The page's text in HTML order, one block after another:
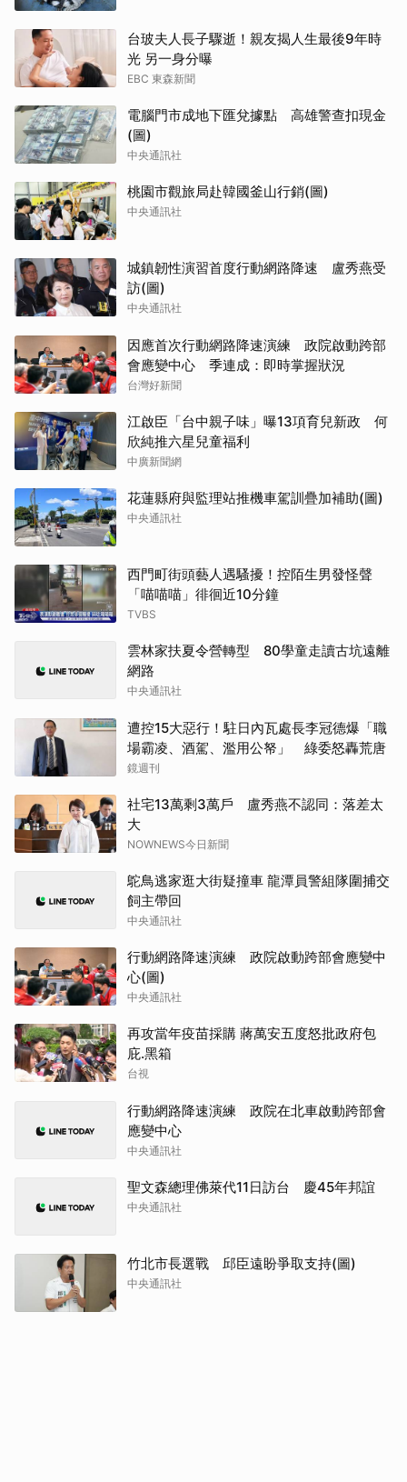
台玻夫人長子驟逝！親友揭人生最後9年時
光 另一身分曝
EBC 東森新聞
電腦門市成地下匯兌據點 高雄警查扣現金
(圖)
中央通訊社
桃園市觀旅局赴韓國釜山行銷(圖)
中央通訊社
城鎮韌性演習首度行動網路降速 盧秀燕受
訪(圖)
中央通訊社
因應首次行動網路降速演練 政院啟動跨部
會應變中心 季連成：即時掌握狀況
台灣好新聞
江啟臣「台中親子味」曝13項育兒新政 何
欣純推六星兒童福利
中廣新聞網
花蓮縣府與監理站推機車駕訓疊加補助(圖)
中央通訊社
西門町街頭藝人遇騷擾！控陌生男發怪聲
「喵喵喵」徘徊近10分鐘
TVBS
雲林家扶夏令營轉型 80學童走讀古坑遠離
網路
中央通訊社
遭控15大惡行！駐日內瓦處長李冠德爆「職
場霸凌、酒駕、濫用公帑」 綠委怒轟荒唐
鏡週刊
社宅13萬剩3萬戶 盧秀燕不認同：落差太
大
NOWNEWS今日新聞
鴕鳥逃家逛大街疑撞車 龍潭員警組隊圍捕交
飼主帶回
中央通訊社
行動網路降速演練 政院啟動跨部會應變中
心(圖)
中央通訊社
再攻當年疫苗採購 蔣萬安五度怒批政府包
庇.黑箱
台視
行動網路降速演練 政院在北車啟動跨部會
應變中心
中央通訊社
聖文森總理佛萊代11日訪台 慶45年邦誼
中央通訊社
竹北市長選戰 邱臣遠盼爭取支持(圖)
中央通訊社